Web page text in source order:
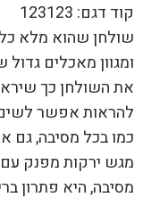
קוד דגם: 123123
שולחן שהוא מלא
ומגוון מאכלים
את השולחן כך
להראות אפשר
כמו בכל מסיבה, גם
מגש ירקות מפנק
מסיבה, היא פתרון